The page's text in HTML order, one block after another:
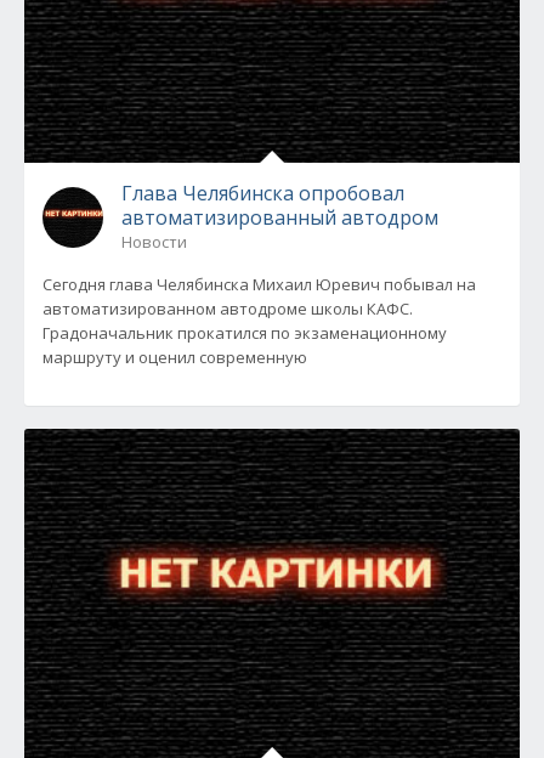
Глава Челябинска опробовал
автоматизированный автодром
Новости
Сегодня глава Челябинска Михаил Юревич побывал на
автоматизированном автодроме школы КАФС.
Градоначальник прокатился по экзаменационному
маршруту и оценил современную